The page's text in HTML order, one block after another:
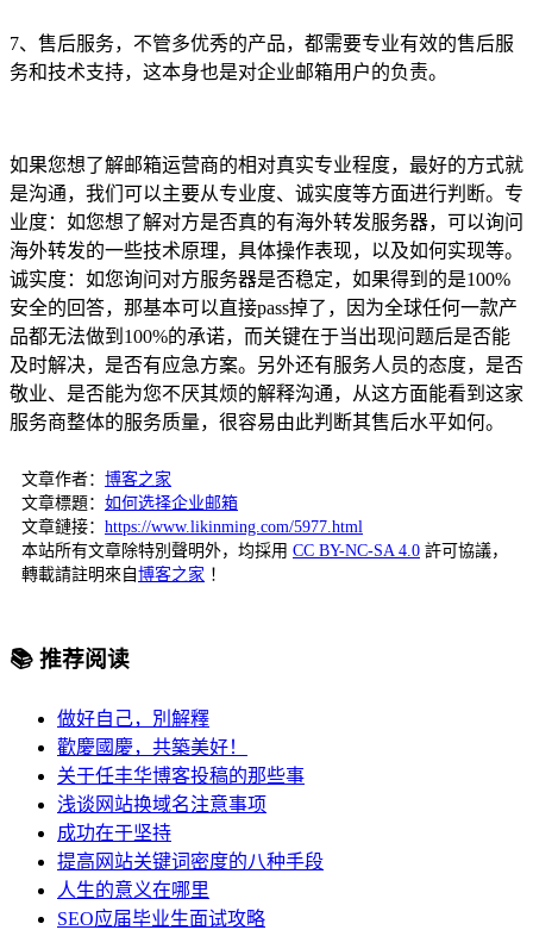
7、售后服务，不管多优秀的产品，都需要专业有效的售后服
务和技术支持，这本身也是对企业邮箱用户的负责。
如果您想了解邮箱运营商的相对真实专业程度，最好的方式就
是沟通，我们可以主要从专业度、诚实度等方面进行判断。专
业度：如您想了解对方是否真的有海外转发服务器，可以询问
海外转发的一些技术原理，具体操作表现，以及如何实现等。
诚实度：如您询问对方服务器是否稳定，如果得到的是100%
安全的回答，那基本可以直接pass掉了，因为全球任何一款产
品都无法做到100%的承诺，而关键在于当出现问题后是否能
及时解决，是否有应急方案。另外还有服务人员的态度，是否
敬业、是否能为您不厌其烦的解释沟通，从这方面能看到这家
服务商整体的服务质量，很容易由此判断其售后水平如何。
文章作者： 博客之家
文章標題： 如何选择企业邮箱
文章鏈接： https://www.likinming.com/5977.html
本站所有文章除特別聲明外，均採用 CC BY-NC-SA 4.0 許可協議，
轉載請註明來自 博客之家 ！
📚 推荐阅读
做好自己，別解釋
歡慶國慶，共築美好！
关于任丰华博客投稿的那些事
浅谈网站换域名注意事项
成功在于坚持
提高网站关键词密度的八种手段
人生的意义在哪里
SEO应届毕业生面试攻略